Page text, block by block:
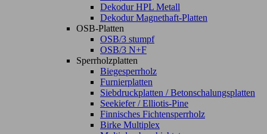
Dekodur HPL Metall
Dekodur Magnethaft-Platten
OSB-Platten
OSB/3 stumpf
OSB/3 N+F
Sperrholzplatten
Biegesperrholz
Furnierplatten
Siebdruckplatten / Betonschalungsplatten
Seekiefer / Elliotis-Pine
Finnisches Fichtensperrholz
Birke Multiplex